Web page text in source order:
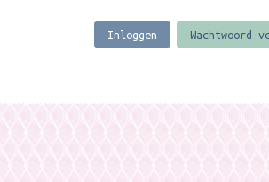
Inloggen Wachtwoord